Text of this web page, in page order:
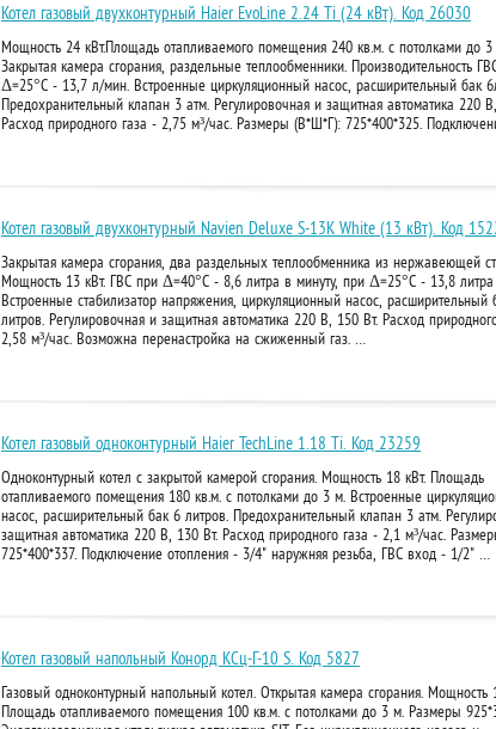
Котел газовый двухконтурный Haier EvoLine 2.24 Ti (24 кВт). Код 26030
Мощность 24 кВт.Площадь отапливаемого помещения 240 кв.м. с потолками до
Закрытая камера сгорания, раздельные теплообменники. Производительность
Δ=25°С - 13,7 л/мин. Встроенные циркуляционный насос, расширительный бак
Предохранительный клапан 3 атм. Регулировочная и защитная автоматика 220
Расход природного газа - 2,75 м³/час. Размеры (В*Ш*Г): 725*400*325.
Котел газовый двухконтурный Navien Deluxe S-13K White (13 кВт). Код
Закрытая камера сгорания, два раздельных теплообменника из нержавеющей
Мощность 13 кВт. ГВС при Δ=40°С - 8,6 литра в минуту, при Δ=25°С - 13,8 литра
Встроенные стабилизатор напряжения, циркуляционный насос, расширительный
литров. Регулировочная и защитная автоматика 220 В, 150 Вт. Расход
2,58 м³/час. Возможна перенастройка на сжиженный газ. …
Котел газовый одноконтурный Haier TechLine 1.18 Ti. Код 23259
Одноконтурный котел с закрытой камерой сгорания. Мощность 18 кВт. Площадь
отапливаемого помещения 180 кв.м. с потолками до 3 м. Встроенные
насос, расширительный бак 6 литров. Предохранительный клапан 3 атм.
защитная автоматика 220 В, 130 Вт. Расход природного газа - 2,1 м³/час.
725*400*337. Подключение отопления - 3/4" наружняя резьба, ГВС вход - 1/2" …
Котел газовый напольный Конорд КСц-Г-10 S. Код 5827
Газовый одноконтурный напольный котел. Открытая камера сгорания. Мощность
Площадь отапливаемого помещения 100 кв.м. с потолками до 3 м. Размеры